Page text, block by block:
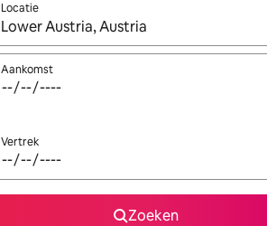
Locatie
Wanneer er suggesties beschikbaar zijn,
Aankomst
Vertrek
Zoeken